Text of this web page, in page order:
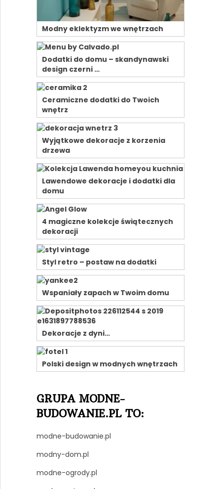
Modny eklektyzm we wnętrzach
Dodatki do domu – skandynawski
design czerni …
Ceramiczne dodatki do Twoich
wnętrz
Wyjątkowe dekoracje z korzenia
drzewa
Lawendowe dekoracje i dodatki dla
domu
4 magiczne kolekcje świątecznych
dekoracji
Styl retro – postaw na dodatki
Wspaniały zapach w Twoim domu
Dekoracje z dyni…
Polski design w modnych wnętrzach
GRUPA MODNE-
BUDOWANIE.PL TO:
modne-budowanie.pl
modny-dom.pl
modne-ogrody.pl